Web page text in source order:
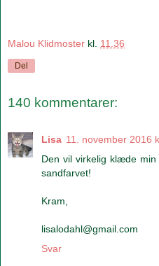
Malou Klidmoster kl. 11.36
Del
140 kommentarer:
Lisa 11. november 2016
Den vil virkelig klæde
sandfarvet!
Kram,
lisalodahl@gmail.com
Svar